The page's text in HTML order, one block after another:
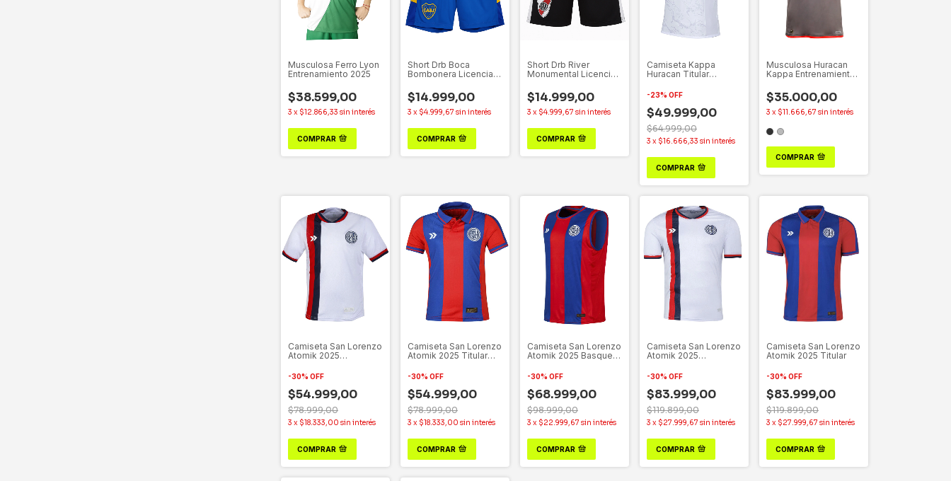
Musculosa Ferro Lyon
Entrenamiento 2025
$38.599,00
3 x $12.866,33 sin interés
COMPRAR
Short Drb Boca
Bombonera Licencia
$14.999,00
3 x $4.999,67 sin interés
COMPRAR
Short Drb River
Monumental Licencia
$14.999,00
3 x $4.999,67 sin interés
COMPRAR
Camiseta Kappa
Huracan Titular
-23% OFF
$49.999,00
$64.999,00
3 x $16.666,33 sin interés
COMPRAR
Musculosa Huracan
Kappa Entrenamiento
$35.000,00
3 x $11.666,67 sin interés
COMPRAR
Camiseta San Lorenzo
Atomik 2025
-30% OFF
$54.999,00
$78.999,00
3 x $18.333,00 sin interés
COMPRAR
Camiseta San Lorenzo
Atomik 2025 Titular
-30% OFF
$54.999,00
$78.999,00
3 x $18.333,00 sin interés
COMPRAR
Camiseta San Lorenzo
Atomik 2025 Basquet
-30% OFF
$68.999,00
$98.999,00
3 x $22.999,67 sin interés
COMPRAR
Camiseta San Lorenzo
Atomik 2025
-30% OFF
$83.999,00
$119.899,00
3 x $27.999,67 sin interés
COMPRAR
Camiseta San Lorenzo
Atomik 2025 Titular
-30% OFF
$83.999,00
$119.899,00
3 x $27.999,67 sin interés
COMPRAR